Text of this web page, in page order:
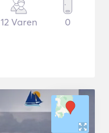
12 Varen 0